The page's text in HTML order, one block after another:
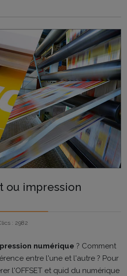
ou impression
: 2982
numérique ? Comment
entre l'une et l'autre ? Pour
l'OFFSET et quid du numérique